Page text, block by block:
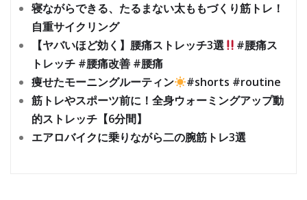
寝ながらできる、たるまない太ももづくり筋トレ！
自重サイクリング
【ヤバいほど効く】腰痛ストレッチ3選
#腰痛ス
トレッチ #腰痛改善 #腰痛
痩せたモーニングルーティン
#shorts #routine
筋トレやスポーツ前に！全身ウォーミングアップ動
的ストレッチ【6分間】
エアロバイクに乗りながら二の腕筋トレ3選